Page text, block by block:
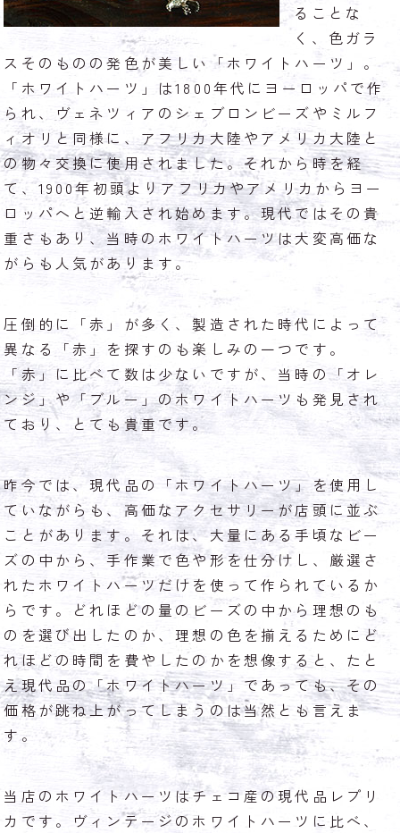
ることな
く、色ガラ
スそのものの発色が美しい「ホワイトハーツ」。
「ホワイトハーツ」は1800年代にヨーロッパで作
られ、ヴェネツィアのシェブロンビーズやミルフ
ィオリと同様に、アフリカ大陸やアメリカ大陸と
の物々交換に使用されました。それから時を経
て、1900年初頭よりアフリカやアメリカからヨー
ロッパへと逆輸入され始めます。現代ではその貴
重さもあり、当時のホワイトハーツは大変高価な
がらも人気があります。
圧倒的に「赤」が多く、製造された時代によって
異なる「赤」を探すのも楽しみの一つです。
「赤」に比べて数は少ないですが、当時の「オレ
ンジ」や「ブルー」のホワイトハーツも発見され
ており、とても貴重です。
昨今では、現代品の「ホワイトハーツ」を使用し
ていながらも、高価なアクセサリーが店頭に並ぶ
ことがあります。それは、大量にある手頃なビー
ズの中から、手作業で色や形を仕分けし、厳選さ
れたホワイトハーツだけを使って作られているか
らです。どれほどの量のビーズの中から理想のも
のを選び出したのか、理想の色を揃えるためにど
れほどの時間を費やしたのかを想像すると、たと
え現代品の「ホワイトハーツ」であっても、その
価格が跳ね上がってしまうのは当然とも言えま
す。
当店のホワイトハーツはチェコ産の現代品レプリ
カです。ヴィンテージのホワイトハーツに比べ、